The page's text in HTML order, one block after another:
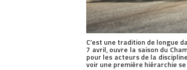
C’est une tradition de longue
7 avril, ouvre la saison du
pour les acteurs de la
voir une première hiérarchie